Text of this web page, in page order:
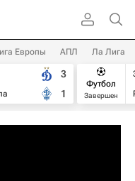
Европы АПЛ Ла Лига
3
1
Футбол
Завершен